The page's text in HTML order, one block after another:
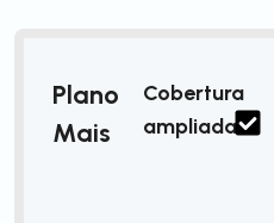
Plano
Mais
Cobertura
ampliada